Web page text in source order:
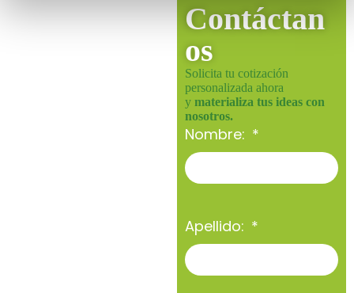
Contáctan
os
Solicita tu cotización
personalizada ahora
y materializa tus ideas con
nosotros.
Nombre:
Apellido: